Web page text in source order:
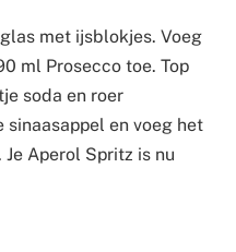
met ijsblokjes. Voeg
ml Prosecco toe. Top
soda en roer
en voeg het
Aperol Spritz is nu